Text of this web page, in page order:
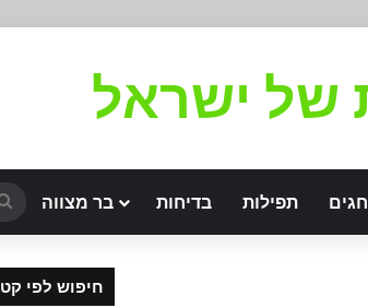
של ישראל
חגים תפילות בדיחות בר מצווה
חיפוש לפי